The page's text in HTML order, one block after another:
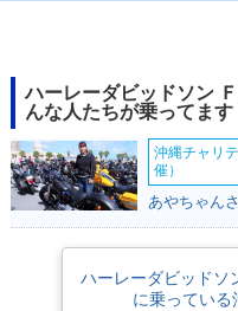
ハーレーダビッドソン
んな人たちが乗ってます
沖縄チャリ
催）
ハーレーダビッド
に乗っている